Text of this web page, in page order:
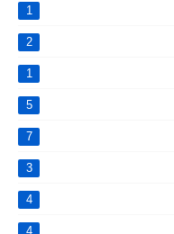
1
2
1
5
7
3
4
4